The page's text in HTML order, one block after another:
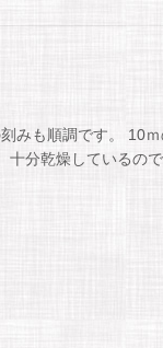
みも順調です。 10
十分乾燥しているの